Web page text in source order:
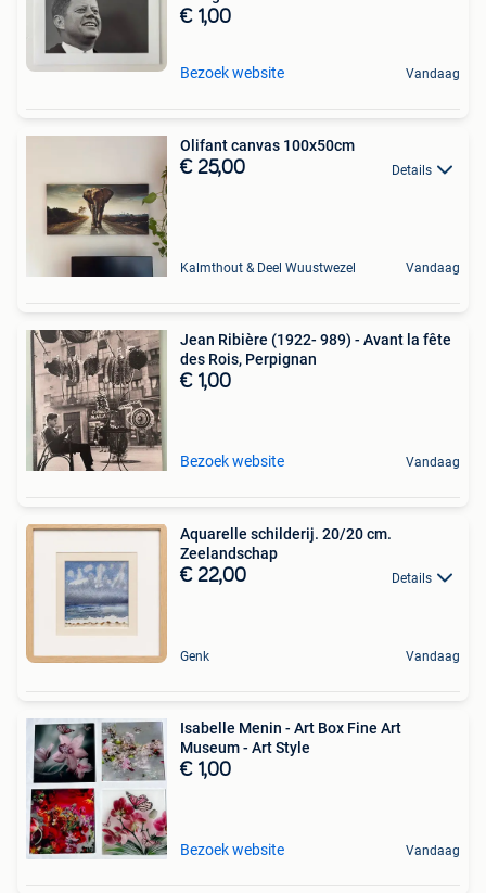
€ 1,00
Bezoek website Vandaag
Olifant canvas 100x50cm
€ 25,00 Details
Kalmthout & Deel Wuustwezel Vandaag
Jean Ribière (1922- 989) - Avant la fête
des Rois, Perpignan
€ 1,00
Bezoek website Vandaag
Aquarelle schilderij. 20/20 cm.
Zeelandschap
€ 22,00 Details
Genk Vandaag
Isabelle Menin - Art Box Fine Art
Museum - Art Style
€ 1,00
Bezoek website Vandaag